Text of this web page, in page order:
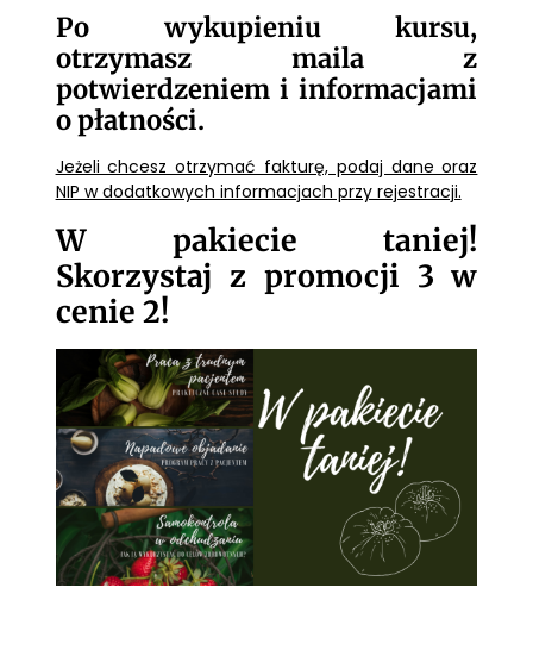
Po wykupieniu kursu,
otrzymasz maila z
potwierdzeniem i informacjami
o płatności.
Jeżeli chcesz otrzymać fakturę, podaj dane oraz
NIP w dodatkowych informacjach przy rejestracji.
W pakiecie taniej!
Skorzystaj z promocji 3 w
cenie 2!